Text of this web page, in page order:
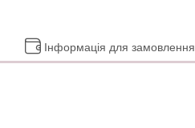
Інформація для замовлення